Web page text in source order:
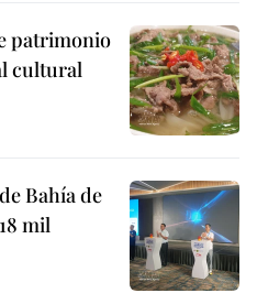
patrimonio
cultural
Bahía de
mil